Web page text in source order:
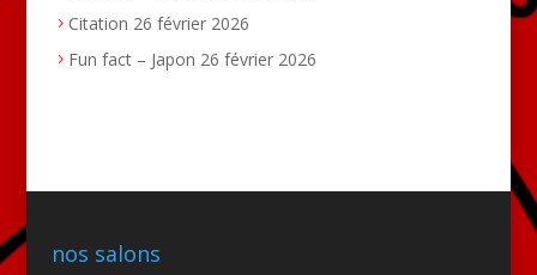
Citation 26 février 2026
Fun fact – Japon 26 février 2026
nos salons